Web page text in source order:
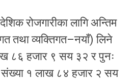
रोजगारीका लागि अन्तिम
तथा व्यक्तिगत–नयाँ) लिने
८६ हजार ९ सय ३२ र पुनः
संख्या १ लाख ८४ हजार २ सय